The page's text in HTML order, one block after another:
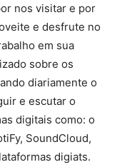
nos visitar e por
e desfrute no
em sua
sobre os
diariamente o
e escutar o
digitais como: o
SoundCloud,
digiats.